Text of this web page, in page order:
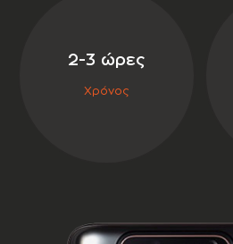
2-3 ώρες
Χρόνος